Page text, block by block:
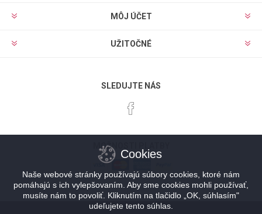
MÔJ ÚČET
UŽITOČNÉ
SLEDUJTE NÁS
MOŽNOSTI PLATBY
Cookies
Naše webové stránky používajú súbory cookies, ktoré nám
pomáhajú s ich vylepšovaním. Aby sme cookies mohli používať,
musíte nám to povoliť. Kliknutím na tlačidlo „OK, súhlasím"
udeľujete tento súhlas.